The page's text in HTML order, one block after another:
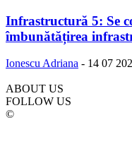
Infrastructură 5: Se
îmbunătățirea
Ionescu Adriana - 14 07
ABOUT US
FOLLOW US
©